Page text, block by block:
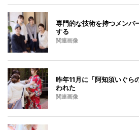
専門的な技術を持つメンバ
する
関連画像
昨年11月に「阿知須いぐら
われた
関連画像